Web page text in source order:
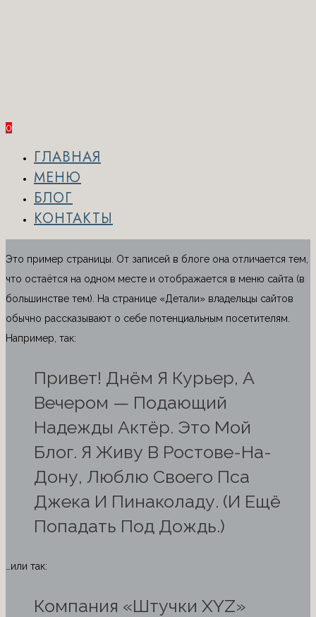
0
ГЛАВНАЯ
МЕНЮ
БЛОГ
КОНТАКТЫ
Это пример страницы. От записей в блоге она отличается тем,
что остаётся на одном месте и отображается в меню сайта (в
большинстве тем). На странице «Детали» владельцы сайтов
обычно рассказывают о себе потенциальным посетителям.
Например, так:
Привет! Днём Я Курьер, А
Вечером — Подающий
Надежды Актёр. Это Мой
Блог. Я Живу В Ростове-На-
Дону, Люблю Своего Пса
Джека И Пинаколаду. (И Ещё
Попадать Под Дождь.)
…или так:
Компания «Штучки XYZ»